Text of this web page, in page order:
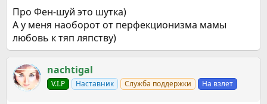
получается вообще криво. А тем более я Весы и мне
постоянно нужно с чем-то сравнить. Все эти вопросы легко
в детстве решаются, думаю с этим спорить никто не будет. А
Про Фен-шуй это шутка)
А у меня наоборот от перфекционизма мамы
любовь к тяп ляпству)
nachtigal
V.I.P Наставник Служба поддержки На взлет